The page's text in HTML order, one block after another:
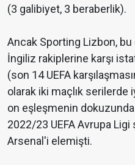
(3 galibiyet, 3 beraberlik).
Ancak Sporting Lizbon, bu
İngiliz rakiplerine karşı
(son 14 UEFA
olarak iki maçlık
on eşleşmenin
2022/23 UEFA Avrupa
Arsenal'i elemişti.